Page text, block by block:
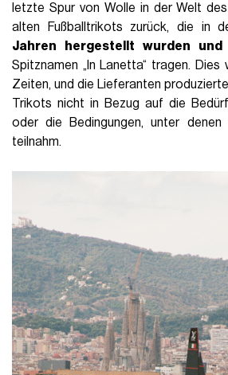
letzte Spur von Wolle in der Welt
alten Fußballtrikots zurück, die in
Jahren hergestellt wurden und
Spitznamen „In Lanetta“ tragen.
Zeiten, und die Lieferanten
Trikots nicht in Bezug auf die
oder die Bedingungen, unter
teilnahm.